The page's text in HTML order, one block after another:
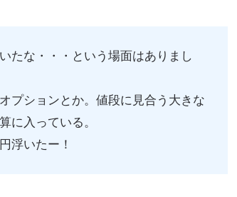
たな・・・という場面はありまし
プションとか。値段に見合う大きな
に入っている。
浮いたー！